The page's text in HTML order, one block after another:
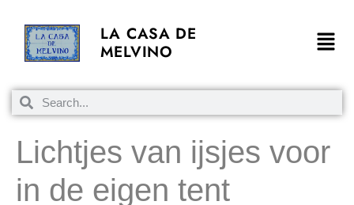
LA CASA DE
MELVINO
Lichtjes van ijsjes voor
in de eigen tent